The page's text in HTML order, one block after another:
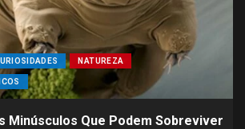
NATUREZA
Minúsculos Que Podem Sobreviver